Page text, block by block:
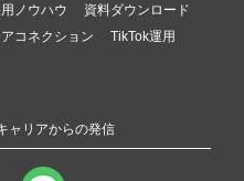
ノウハウ
資料ダウンロード
コネクション
TikTok運用
ャリアからの発信